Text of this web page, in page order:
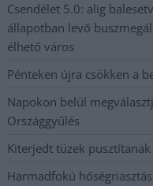
Csendélet 5.0: alig
állapotban levő
élhető város
Pénteken újra csökken a
Napokon belül
Országgyűlés
Kiterjedt tüzek
Harmadfokú